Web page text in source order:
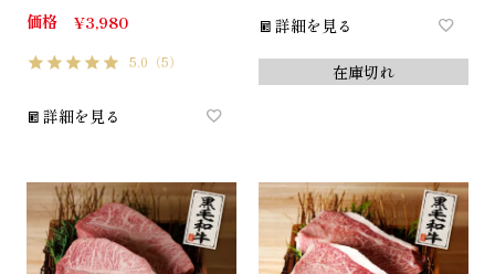
価格 ¥3,980
5.0 （5）
詳細を見る
詳細を見る
在庫切れ